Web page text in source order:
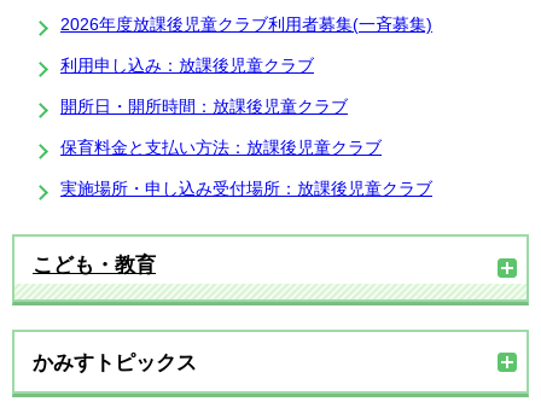
2026年度放課後児童クラブ利用者募集(一斉募集)
利用申し込み：放課後児童クラブ
開所日・開所時間：放課後児童クラブ
保育料金と支払い方法：放課後児童クラブ
実施場所・申し込み受付場所：放課後児童クラブ
こども・教育
かみすトピックス